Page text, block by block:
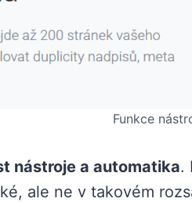
Funkce
nástroje a automatika.
ale ne v takovém